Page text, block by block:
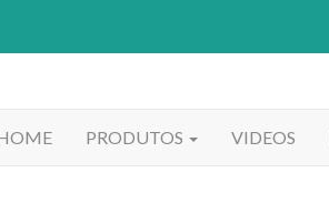
PRODUTOS VIDEOS